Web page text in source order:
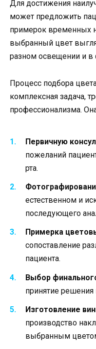
Для достижения
может предложить
примерок временных
выбранный цвет
разном освещении и в
Процесс подбора
комплексная задача,
профессионализма.
Первичную
пожеланий
рта.
естественном и
последующего
Примерка
сопоставление
пациента.
Выбор
принятие
Изготовление
производство
выбранным